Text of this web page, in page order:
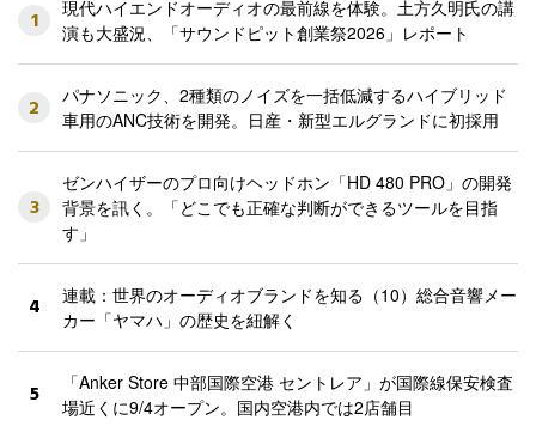
1
現代ハイエンドオーディオの最前線を体験。土方久明氏の講
演も大盛況、「サウンドピット創業祭2026」レポート
2
パナソニック、2種類のノイズを一括低減するハイブリッド
車用のANC技術を開発。日産・新型エルグランドに初採用
3
ゼンハイザーのプロ向けヘッドホン「HD 480 PRO」の開発
背景を訊く。「どこでも正確な判断ができるツールを目指
す」
4
連載：世界のオーディオブランドを知る（10）総合音響メー
カー「ヤマハ」の歴史を紐解く
5
「Anker Store 中部国際空港 セントレア」が国際線保安検査
場近くに9/4オープン。国内空港内では2店舗目